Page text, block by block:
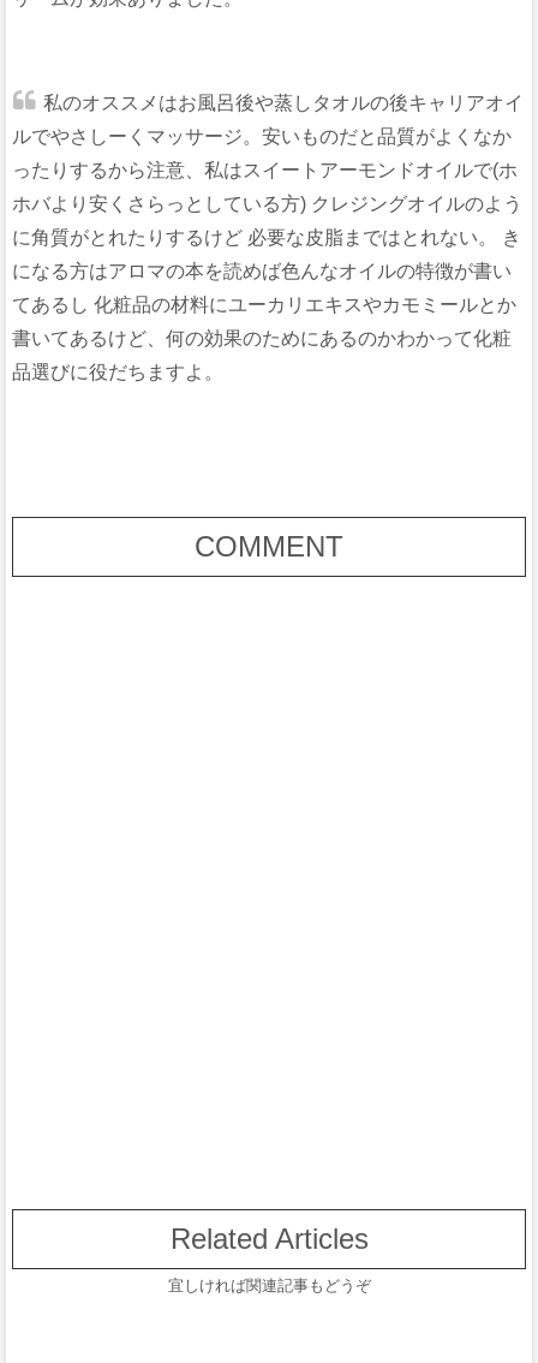
私のオススメはお風呂後や蒸しタオルの後キャリアオイ
ルでやさしーくマッサージ。安いものだと品質がよくなか
ったりするから注意、私はスイートアーモンドオイルで(ホ
ホバより安くさらっとしている方) クレジングオイルのよう
に角質がとれたりするけど 必要な皮脂まではとれない。 き
になる方はアロマの本を読めば色んなオイルの特徴が書い
てあるし 化粧品の材料にユーカリエキスやカモミールとか
書いてあるけど、何の効果のためにあるのかわかって化粧
品選びに役だちますよ。
COMMENT
Related Articles
宜しければ関連記事もどうぞ